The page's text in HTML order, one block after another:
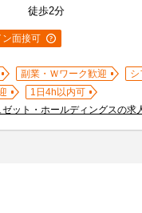
徒歩2分
ン面接可
副業・Ｗワーク歓迎
シ
1日4h以内可
ット・ホールディングスの求